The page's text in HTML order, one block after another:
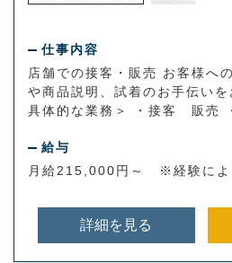
仕事内容
店舗での接客・販売 お客様へ
や商品説明、試着のお手伝い
具体的な業務＞ ・接客 販売
給与
月給215,000円～ ※経験によ
詳細を見る